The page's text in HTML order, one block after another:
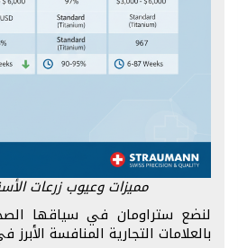
مميزات وعيوب زرعات
لنضع ستراومان في سياقها
بالعلامات التجارية المنافسة